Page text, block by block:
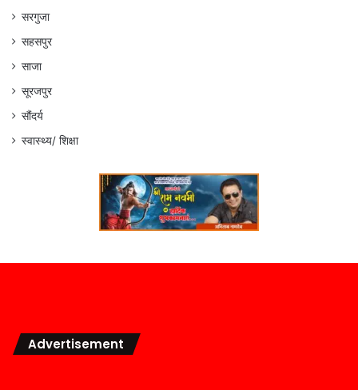
सरगुजा
सहसपुर
साजा
सूरजपुर
सौंदर्य
स्वास्थ्य/ शिक्षा
Advertisement